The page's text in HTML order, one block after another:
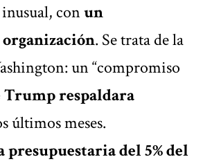
conun
. Se trata de la
un “compromiso
Trumprespaldara
últimos meses.
del 5% del